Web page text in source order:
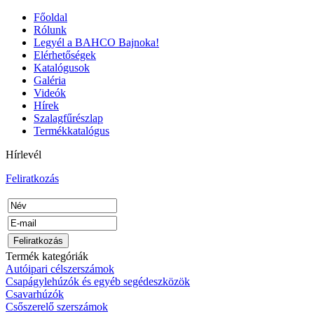
Főoldal
Rólunk
Legyél a BAHCO Bajnoka!
Elérhetőségek
Katalógusok
Galéria
Videók
Hírek
Szalagfűrészlap
Termékkatalógus
Hírlevél
Feliratkozás
Termék kategóriák
Autóipari célszerszámok
Csapágylehúzók és egyéb segédeszközök
Csavarhúzók
Csőszerelő szerszámok
Bitek műanyag
dobozban PH3
BAHCO
BEHAJTÓHEGY
KLT. 31db-os